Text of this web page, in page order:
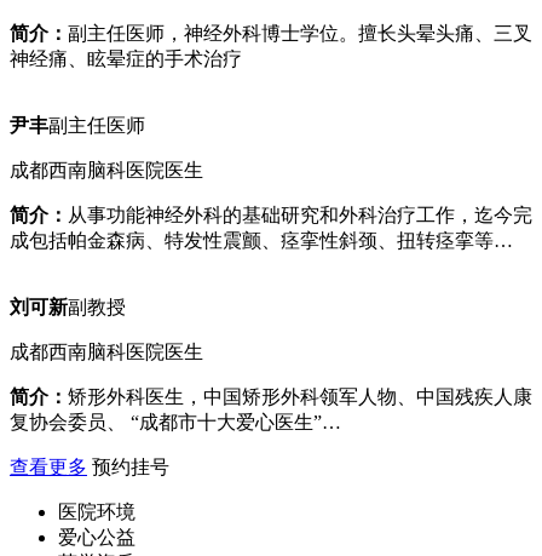
简介： 副主任医师，神经外科博士学位。擅长头晕头痛、三叉
神经痛、眩晕症的手术治疗
尹丰副主任医师
成都西南脑科医院医生
简介： 从事功能神经外科的基础研究和外科治疗工作，迄今完
成包括帕金森病、特发性震颤、痉挛性斜颈、扭转痉挛等…
刘可新副教授
成都西南脑科医院医生
简介： 矫形外科医生，中国矫形外科领军人物、中国残疾人康
复协会委员、 “成都市十大爱心医生”…
查看更多 预约挂号
医院环境
爱心公益